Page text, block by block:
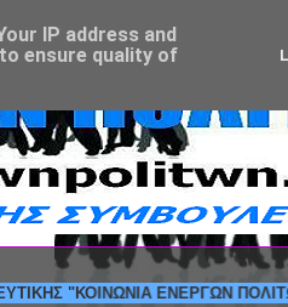
ΕΝΕΡΓΩΝ ΠΟΛΙΤΩΝ" ---
IP address and
ensure quality of